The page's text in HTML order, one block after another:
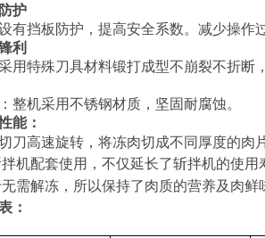
护
有挡板防护，提高安全系数。减少操作
利
用特殊刀具材料锻打成型不崩裂不折断
：整机采用不锈钢材质，坚固耐腐蚀。
能：
刀高速旋转，将冻肉切成不同厚度的肉
拌机配套使用，不仅延长了斩拌机的使
需解冻，所以保持了肉质的营养及肉鲜
：